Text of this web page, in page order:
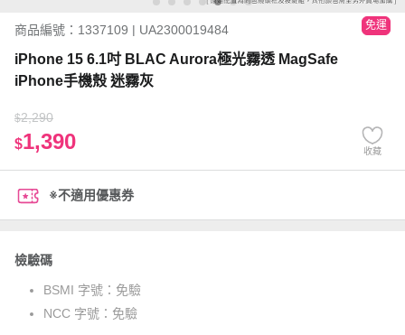
商品編號：1337109 | UA2300019484 免運
iPhone 15 6.1吋 BLAC Aurora極光霧透 MagSafe
iPhone手機殼 迷霧灰
$2,290
$1,390 收藏
※不適用優惠券
檢驗碼
BSMI 字號： 免驗
NCC 字號： 免驗